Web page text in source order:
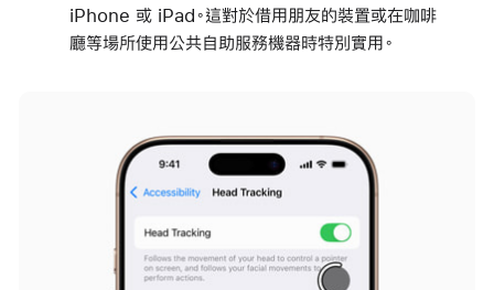
iPhone 或 iPad。這對於借用朋友的裝置或在咖啡
廳等場所使用公共自助服務機器時特別實用。